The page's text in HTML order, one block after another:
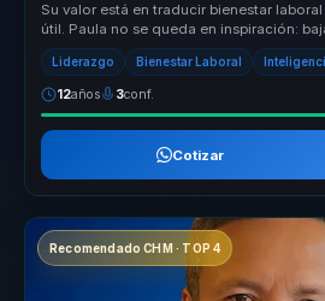
Su valor está en traducir bienestar
útil. Paula no se queda en inspiración:
renu...
Liderazgo Bienestar Laboral
12años 3conf.
Cotizar
Recomendado CHM · TOP 4